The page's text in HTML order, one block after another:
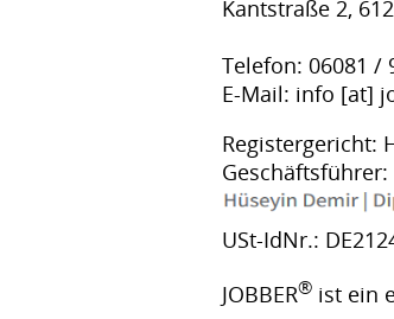
Kantstraße 2,
Telefon: 06081 /
E-Mail: info [at]
Registergericht:
Geschäftsführer:
USt-IdNr.:
JOBBER® ist ein